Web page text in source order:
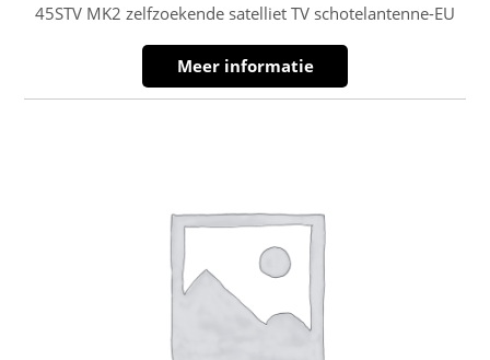
45STV MK2 zelfzoekende satelliet TV schotelantenne-EU
Meer informatie